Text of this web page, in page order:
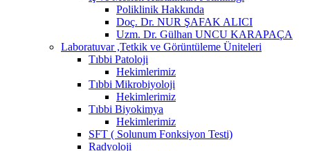
Poliklinik Hakkında
Doç. Dr. NUR ŞAFAK ALICI
Uzm. Dr. Gülhan UNCU KARAPAÇA
Laboratuvar ,Tetkik ve Görüntüleme Üniteleri
Tıbbi Patoloji
Hekimlerimiz
Tıbbi Mikrobiyoloji
Hekimlerimiz
Tıbbi Biyokimya
Hekimlerimiz
SFT ( Solunum Fonksiyon Testi)
Radyoloji